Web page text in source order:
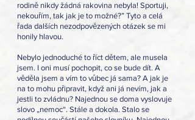
rodině nikdy žádná rakovina nebyla! Sportuji,
nekouřím, tak jak je to možné?” Tyto a celá
řada dalších nezodpovězených otázek se mi
honily hlavou.
Nebylo jednoduché to říct dětem, ale musela
jsem. I oni musí pochopit, co se bude dít. A
věděla jsem a vím to vůbec já sama? A jak je
na to mohu připravit, když ani já nevím, jak a
jestli to zvládnu? Najednou se doma vyslovuje
slovo „nemoc“. Stále a dokola. Stalo se